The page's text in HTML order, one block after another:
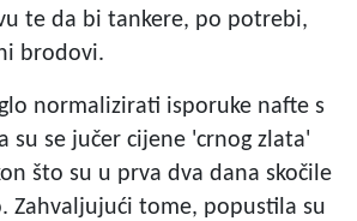
te da bi tankere, po potrebi,
brodovi.
normalizirati isporuke nafte s
su se jučer cijene 'crnog zlata'
što su u prva dva dana skočile
Zahvaljujući tome, popustila su